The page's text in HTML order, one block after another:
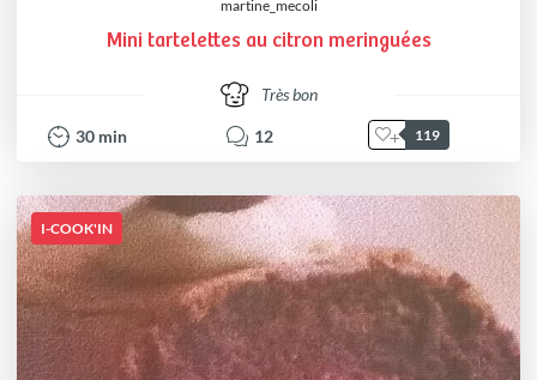
martine_mecoli
Mini tartelettes au citron meringuées
Très bon
30 min 12 119
I-COOK'IN